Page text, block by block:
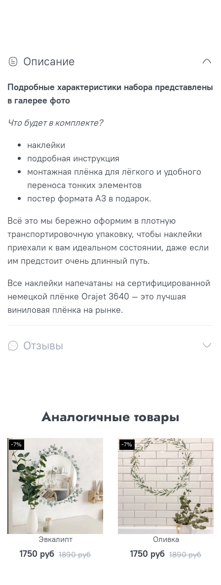
Описание
Подробные характеристики набора представлены
в галерее фото
Что будет в комплекте?
наклейки
подробная инструкция
монтажная плёнка для лёгкого и удобного
переноса тонких элементов
постер формата А3 в подарок.
Всё это мы бережно оформим в плотную
транспортировочную упаковку, чтобы наклейки
приехали к вам идеальном состоянии, даже если
им предстоит очень длинный путь.
Все наклейки напечатаны на сертифицированной
немецкой плёнке Orajet 3640 — это лучшая
виниловая плёнка на рынке.
Отзывы
Аналогичные товары
-7%
Эвкалипт
1750 руб 1890 руб
-7%
Оливка
1750 руб 1890 руб